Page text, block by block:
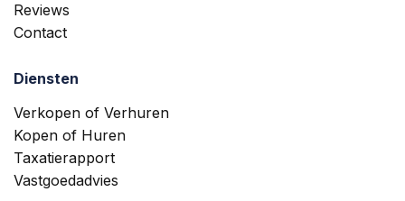
Reviews
Contact
Diensten
Verkopen of Verhuren
Kopen of Huren
Taxatierapport
Vastgoedadvies